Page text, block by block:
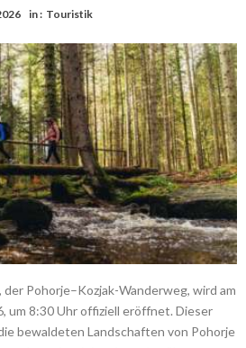
in : Touristik
Pohorje–Kozjak-Wanderweg, wird am
um 8:30 Uhr offiziell eröffnet. Dieser
bewaldeten Landschaften von Pohorje